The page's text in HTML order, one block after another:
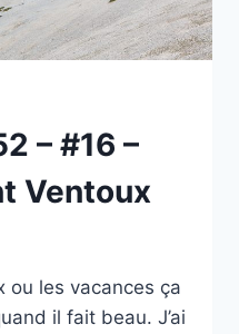
– #16 –
Ventoux
ou les vacances ça
il fait beau. J’ai